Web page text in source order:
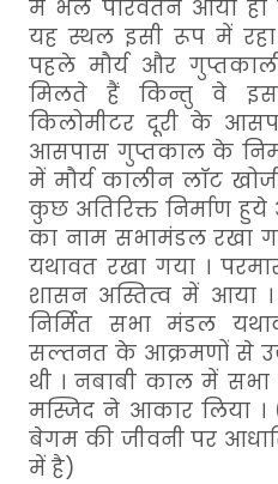
में भले परिवर्तन आया
यह स्थल इसी रूप में
पहले मौर्य और
मिलते हैं किन्तु वे
किलोमीटर दूरी के
आसपास गुप्तकाल के
में मौर्य कालीन लाॅट
कुछ अतिरिक्त निर्माण
का नाम सभामंडल रखा
यथावत रखा गया ।
शासन अस्तित्व में आया
निर्मित सभा मंडल
सल्तनत के आक्रमणों से
थी । नबाबी काल में
मस्जिद ने आकार लिया
बेगम की जीवनी पर
में है)